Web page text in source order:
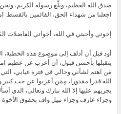
صدق الله العظيم، وبلَّغ رسوله الكريم،
اجعلنا من شهداء الحق، القائمين بالقسط.
إخوتي وأحبتي في الله، أخواتي الفاضلات
أود قبل أن أدلف إلى موضوع هذه الخطبة،
يتقبلها بأحسن قبول، أن أُعرب عن عظيم
مَن اهتم لشأني وحالي في فترة غيابي، التي
الله قدرا مقدورا، مِمَن أعربوا عن حب
يجزيهم عليها إلا الله تبارك وتعالى،
وجزاء عارف وجزاء نبيل واف بحقوق الأخوة